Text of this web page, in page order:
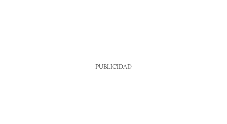
PUBLICIDAD